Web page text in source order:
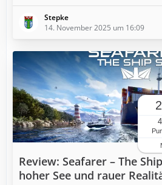
Stepke
14. November 2025 um 16:09
Review: Seafarer – The
hoher See und rauer